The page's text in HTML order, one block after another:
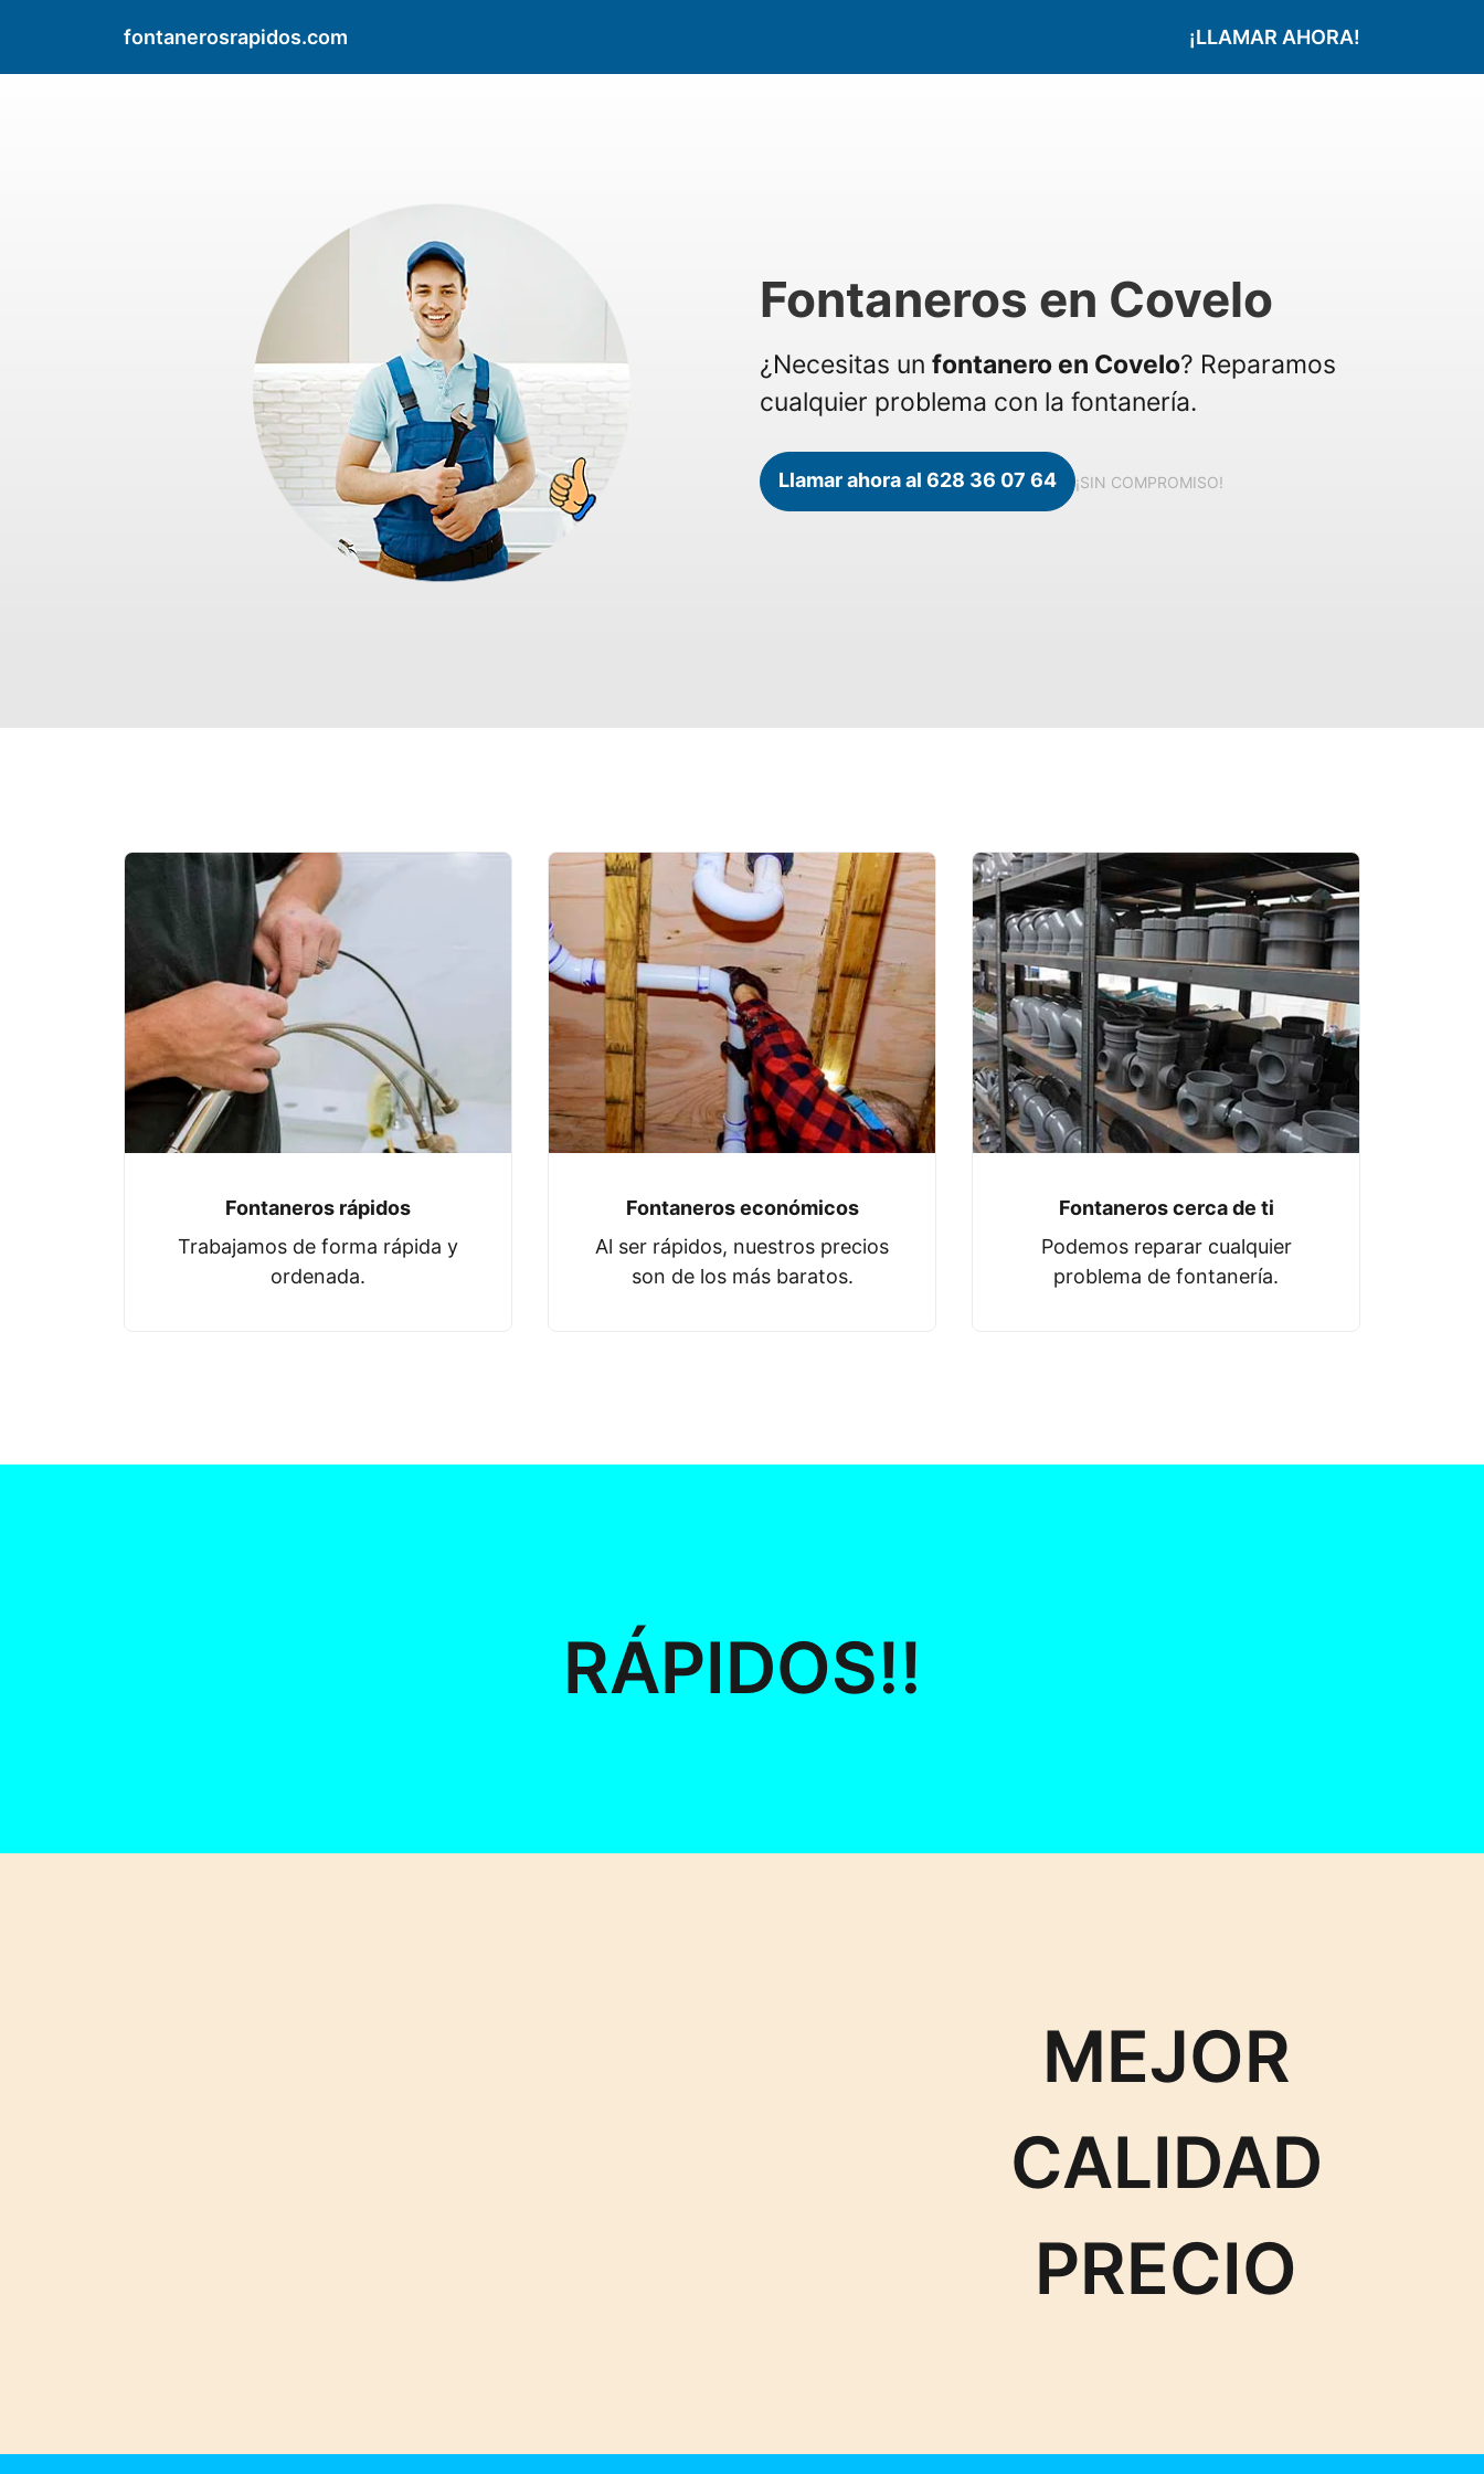
fontanerosrapidos.com ¡LLAMAR AHORA!
Fontaneros en Covelo
¿Necesitas un fontanero en Covelo? Reparamos
cualquier problema con la fontanería.
Llamar ahora al 628 36 07 64 ¡SIN COMPROMISO!
Fontaneros rápidos
Trabajamos de forma rápida y
ordenada.
Fontaneros económicos
Al ser rápidos, nuestros precios
son de los más baratos.
Fontaneros cerca de ti
Podemos reparar cualquier
problema de fontanería.
RÁPIDOS!!
MEJOR
CALIDAD
PRECIO